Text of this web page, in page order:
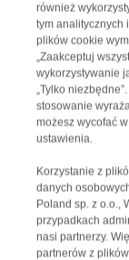
również
tym analitycznych
plików cookie
„Zaakceptuj
wykorzystywanie
„Tylko
stosowanie
możesz wycofać
ustawienia.
Korzystanie z
danych
Poland sp. z o.o.,
przypadkach
nasi partnerzy.
partnerów z
najnowszej
obejmującą 27
200 mkw.
zaplecza
na poziomie
Realizacja
inżynieryjnych,
odcinka
Kluczowa
restrykcyjnych